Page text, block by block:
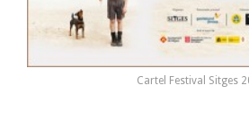
Cartel Festival Sitges